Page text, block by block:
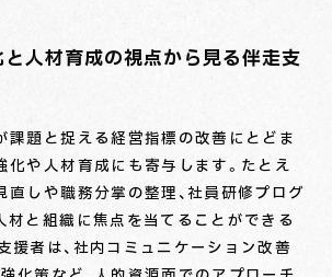
人材育成の視点から見る伴走支
課題と捉える経営指標の改善にとどま
化や人材育成にも寄与します。たとえ
直しや職務分掌の整理、社員研修プログ
材と組織に焦点を当てることができる
援者は、社内コミュニケーション改善